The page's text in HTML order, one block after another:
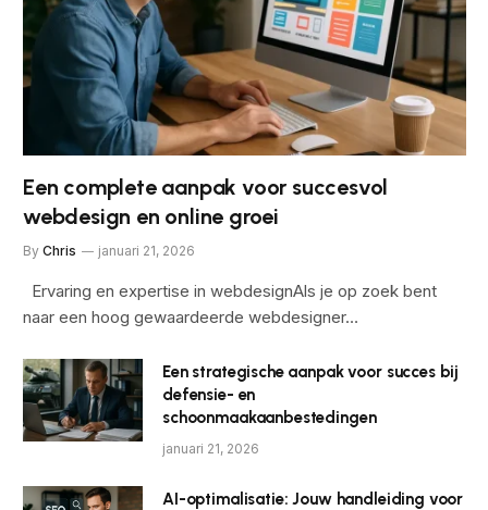
Een complete aanpak voor succesvol
webdesign en online groei
By Chris januari 21, 2026
Ervaring en expertise in webdesignAls je op zoek bent
naar een hoog gewaardeerde webdesigner…
Een strategische aanpak voor succes bij
defensie- en
schoonmaakaanbestedingen
januari 21, 2026
AI-optimalisatie: Jouw handleiding voor